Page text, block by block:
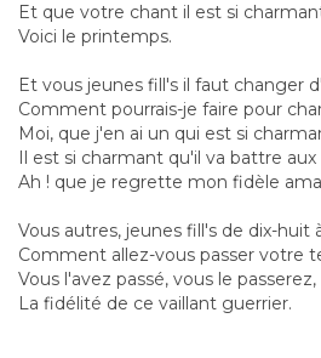
Et que votre chant il est si
Voici le printemps.
Et vous jeunes fill's il faut changer
Comment pourrais-je faire pour
Moi, que j'en ai un qui est si
Il est si charmant qu'il va battre
Ah ! que je regrette mon fidèle
Vous autres, jeunes fill's de dix-huit
Comment allez-vous passer votre
Vous l'avez passé, vous le
La fidélité de ce vaillant guerrier.